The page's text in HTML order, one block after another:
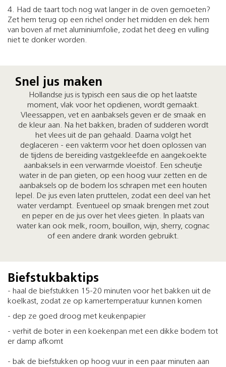
4. Had de taart toch nog wat langer in de oven gemoeten?
Zet hem terug op een richel onder het midden en dek hem
van boven af met aluminiumfolie, zodat het deeg en vulling
niet te donker worden.
Snel jus maken
Hollandse jus is typisch een saus die op het laatste
moment, vlak voor het opdienen, wordt gemaakt.
Vleessappen, vet en aanbaksels geven er de smaak en
de kleur aan. Na het bakken, braden of sudderen wordt
het vlees uit de pan gehaald. Daarna volgt het
deglaceren - een vakterm voor het doen oplossen van
de tijdens de bereiding vastgekleefde en aangekoekte
aanbaksels in een verwarmde vloeistof. Een scheutje
water in de pan gieten, op een hoog vuur zetten en de
aanbaksels op de bodem los schrapen met een houten
lepel. De jus even laten pruttelen, zodat een deel van het
water verdampt. Eventueel op smaak brengen met zout
en peper en de jus over het vlees gieten. In plaats van
water kan ook melk, room, bouillon, wijn, sherry, cognac
of een andere drank worden gebruikt.
Biefstukbaktips
- haal de biefstukken 15-20 minuten voor het bakken uit de
koelkast, zodat ze op kamertemperatuur kunnen komen
- dep ze goed droog met keukenpapier
- verhit de boter in een koekenpan met een dikke bodem tot
er damp afkomt
- bak de biefstukken op hoog vuur in een paar minuten aan